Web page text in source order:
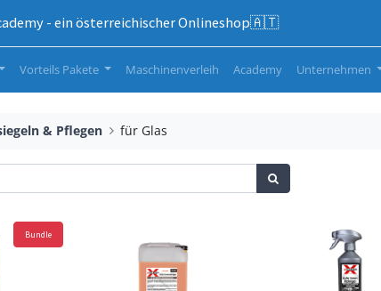
- ein österreichischer Onlineshop🇦🇹
Vorteils Pakete Maschinenverleih Academy Unternehmen
& Pflegen für Glas
Bundle